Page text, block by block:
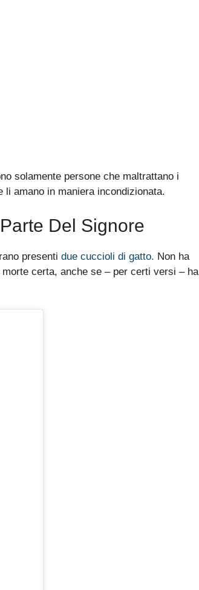
solamente persone che maltrattano i
amano in maniera incondizionata.
Del Signore
presenti due cuccioli di gatto. Non ha
certa, anche se – per certi versi – ha